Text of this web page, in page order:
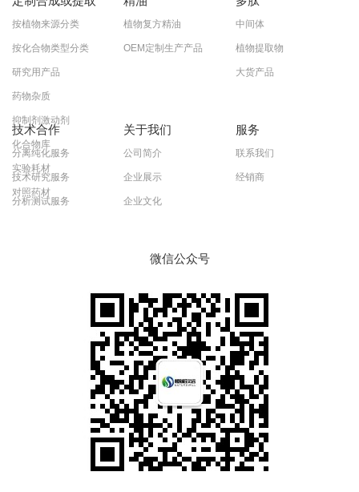
按植物来源分类
按化合物类型分类
研究用产品
药物杂质
抑制剂激动剂
化合物库
实验耗材
对照药材
植物复方精油
OEM定制生产产品
中间体
植物提取物
大货产品
技术合作
分离纯化服务
技术研究服务
分析测试服务
关于我们
公司简介
企业展示
企业文化
服务
联系我们
经销商
微信公众号